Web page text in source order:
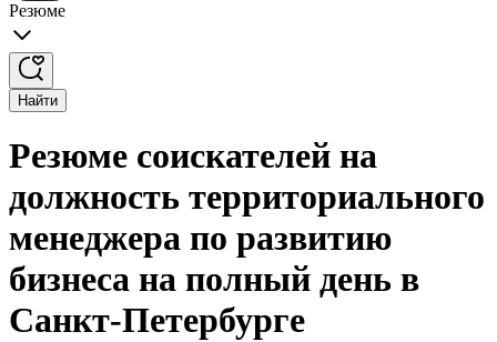
Резюме
Найти
Резюме соискателей на
должность территориального
менеджера по развитию
бизнеса на полный день в
Санкт-Петербурге